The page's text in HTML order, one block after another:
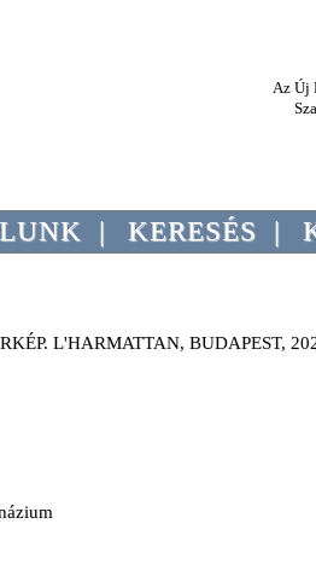
Az Új
| KERESÉS |
L'HARMATTAN, BUDAPEST,